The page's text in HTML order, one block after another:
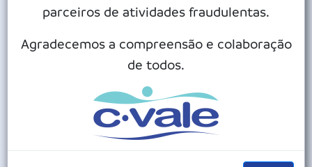
desafogar o trânsito do centro de Palotina. Atualmente,
gerando congestionamentos nos sinaleiros, especialmente
nos horários de troca de turno dos abatedouros de frangos e
de peixes da C.Vale. Até sua conclusão serão investidos R$ 170
parceiros de atividades fraudulentas.
Agradecemos a compreensão e colaboração
de todos.